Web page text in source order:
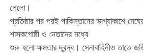
গেলো।
প্রতিষ্ঠার পর পরই পাকিস্তানের ভাগ্যাকাশে
শাসকগোষ্ঠী ও নেতাদের মধ্যে
শুরু হলো ক্ষমতার দ্বন্দ্ব। সেনাবাহিনীও তাতে